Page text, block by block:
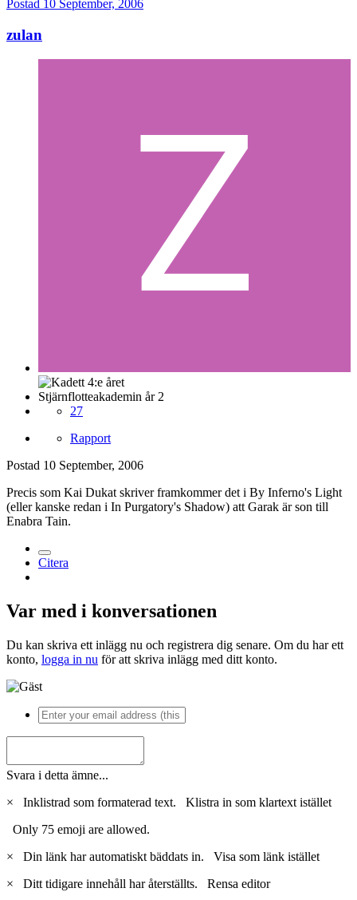
Postad 10 September, 2006
zulan
Stjärnflotteakademin år 2
27
Rapport
Postad 10 September, 2006
Precis som Kai Dukat skriver framkommer det i By Inferno's Light
(eller kanske redan i In Purgatory's Shadow) att Garak är son till
Enabra Tain.
Citera
Var med i konversationen
Du kan skriva ett inlägg nu och registrera dig senare. Om du har ett
konto, logga in nu för att skriva inlägg med ditt konto.
Svara i detta ämne...
×
Inklistrad som formaterad text. Klistra in som klartext istället
Only 75 emoji are allowed.
×
Din länk har automatiskt bäddats in. Visa som länk istället
×
Ditt tidigare innehåll har återställts. Rensa editor